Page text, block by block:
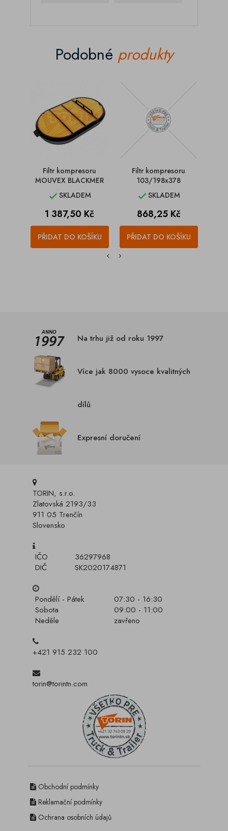
Podobné produkty
Filtr kompresoru
MOUVEX BLACKMER
SKLADEM
Cena
1 387,50 Kč
PŘIDAT DO KOŠÍKU
Filtr kompresoru
103/198x378
SKLADEM
Cena
868,25 Kč
PŘIDAT DO KOŠÍKU
Na trhu již od roku 1997
Více jak 8000 vysoce kvalitných
dílů
Expresní doručení
TORIN, s.r.o.
Zlatovská 2193/33
911 05 Trenčín
Slovensko
IČO
36297968
DIČ
SK2020174871
Pondělí - Pátek
07:30 - 16:30
Sobota
09:00 - 11:00
Neděle
zavřeno
+421 915 232 100
torin@torintn.com
Obchodní podmínky
Reklamační podmínky
Ochrana osobních údajů